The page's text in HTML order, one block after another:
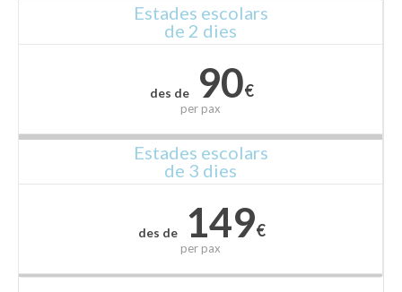
Estades escolars
de 2 dies
des de90€
per pax
Estades escolars
de 3 dies
des de149€
per pax